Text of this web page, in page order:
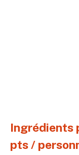
Ingrédients
pts /